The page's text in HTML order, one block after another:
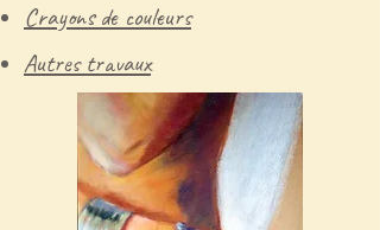
Crayons de couleurs
Autres travaux